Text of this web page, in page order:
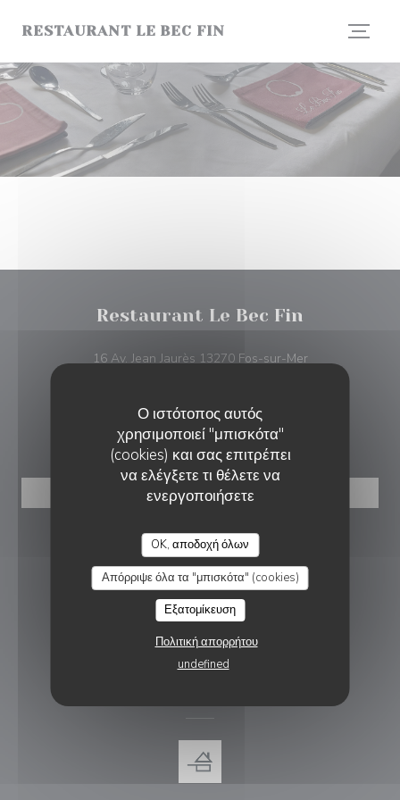
Ο ιστότοπος αυτός
χρησιμοποιεί "μπισκότα"
(cookies) και σας επιτρέπει
να ελέγξετε τι θέλετε να
ενεργοποιήσετε
OK, αποδοχή όλων
Απόρριψε όλα τα "μπισκότα" (cookies)
Εξατομίκευση
Πολιτική απορρήτου
undefined
RESTAURANT LE BEC FIN
Restaurant Le Bec Fin
16 Av. Jean Jaurès 13270 Fos-sur-Mer((ανοίγει σε
ΚΡΆΤΗΣΗ
ΚΆΝΤΕ ΚΡΆΤΗΣΗ ΤΡΑΠΕΖΙΟΎ
ΑΚΟΛΟΥΘΉΣΤΕ ΜΑΣ
Facebook ((ανοίγει σε νέο
Instagram ((ανοίγει σε νέο
ΕΝΗΜΕΡΩΤΙΚΌ ΔΕΛΤΊΟ
RESTAURANT LE BEC FIN